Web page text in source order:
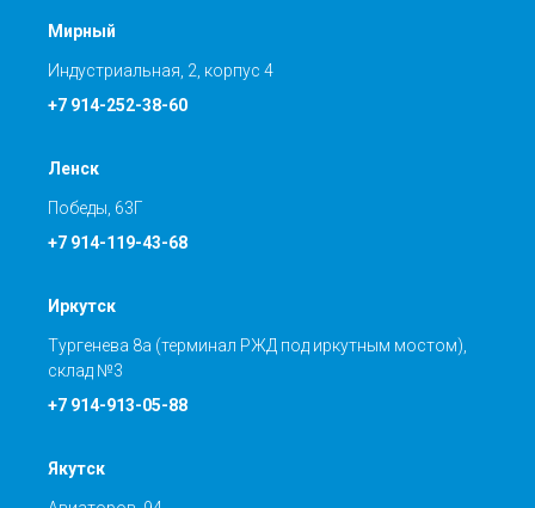
Мирный
Индустриальная, 2, корпус 4
+7 914-252-38-60
Ленск
Победы, 63Г
+7 914-119-43-68
Иркутск
Тургенева 8а (терминал РЖД под иркутным мостом),
склад №3
+7 914-913-05-88
Якутск